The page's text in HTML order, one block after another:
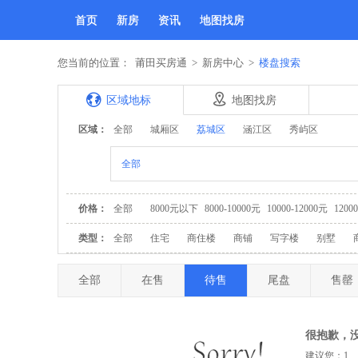
首页 新房 资讯 地图找房
您当前的位置： 莆田买房通 > 新房中心 > 楼盘搜索
区域地标 地图找房
区域： 全部 城厢区 荔城区 涵江区 秀屿区
全部
价格： 全部 8000元以下 8000-10000元 10000-12000元
类型： 全部 住宅 商住楼 商铺 写字楼 别墅
全部 在售 待售 尾盘 售罄
很抱歉，
建议您：1